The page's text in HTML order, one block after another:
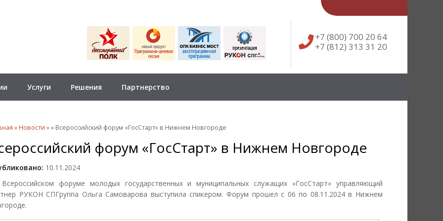
+7 (800) 700 20 64
+7 (812) 313 31 20
Услуги Решения Партнерство
»Новости »» Всероссийский форум «ГосСтарт» в Нижнем Новгороде
форум «ГосСтарт» в Нижнем Новгороде
10.11.2024
форуме молодых государственных и муниципальных служащих «ГосСтарт» управляющий
РУКОН СПГруппа Ольга Самоварова выступила спикером. Форум прошел с 06 по 08.11.2024 в Нижнем